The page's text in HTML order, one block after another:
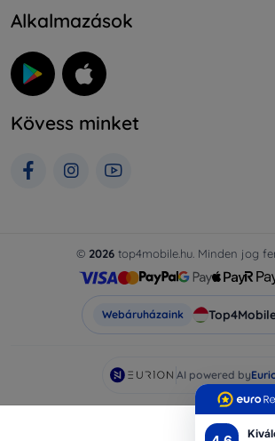
Alkalmazások
Kövess minket
© 2026 top4mobile.hu. Minden jog
Webáruházaink
AI powered by